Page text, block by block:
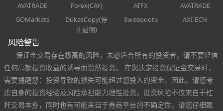
AVATRADE
Forex(CAY) ATFX
AVATRADE
GOMarkets
DukasCopy(停
止返佣)
Swissquote AXI-ECN
风险警告
保证金交易存在极高的风险，未必适合所有的投资者，请不要轻信
任何高额投资收益的诱导而贸然投资。 在您决定投资保证金交易时，
需要提醒您：投资导致的损失可能超过您投入的资金，因此，请您考
虑自身的投资经验及风险承担能力理性投资。投资风险不仅来自于杠
杆交易本身，同时也有可能来自于券商平台的不确定性，请您仔细甄